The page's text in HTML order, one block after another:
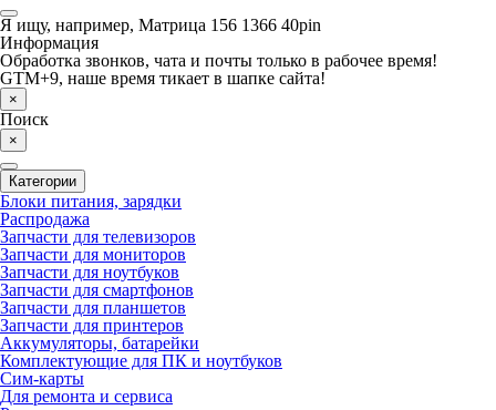
Я ищу, например, Матрица 156 1366 40pin
Информация
Обработка звонков, чата и почты только в рабочее время!
GTM+9, наше время тикает в шапке сайта!
×
Поиск
×
Категории
Блоки питания, зарядки
Распродажа
Запчасти для телевизоров
Запчасти для мониторов
Запчасти для ноутбуков
Запчасти для смартфонов
Запчасти для планшетов
Запчасти для принтеров
Аккумуляторы, батарейки
Комплектующие для ПК и ноутбуков
Сим-карты
Для ремонта и сервиса